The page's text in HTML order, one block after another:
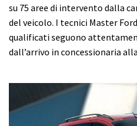
su 75 aree di intervento dalla
del veicolo. I tecnici Master
qualificati seguono
dall’arrivo in concessionaria